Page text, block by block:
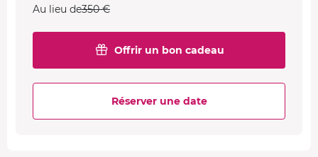
Au lieu de350 €
Offrir un bon cadeau
Réserver une date